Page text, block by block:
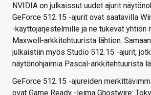
NVIDIA on julkaissut uudet ajurit
GeForce 512.15 -ajurit ovat saatavilla
-käyttöjärjestelmille ja ne tukevat yhtiön
Maxwell-arkkitehtuurista lähtien.
julkaistiin myös Studio 512.15 -ajurit,
näytönohjaimia Pascal-arkkitehtuurista
GeForce 512.15 -ajureiden
ovat Game Ready -leima Ghostwire: